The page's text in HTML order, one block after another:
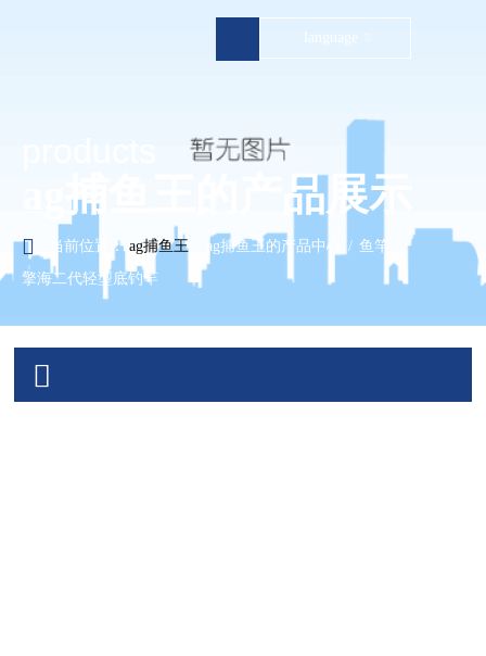
ag捕鱼王的产品展示
ag捕鱼王的服务支持
游钓全球
language
ag捕鱼王的产品展示
当前位置： ag捕鱼王 ag捕鱼王的产品中心 / 鱼竿
擎海二代轻型底钓竿
